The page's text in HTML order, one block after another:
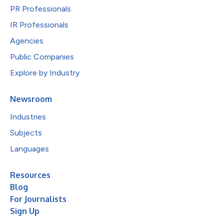
PR Professionals
IR Professionals
Agencies
Public Companies
Explore by Industry
Newsroom
Industries
Subjects
Languages
Resources
Blog
For Journalists
Sign Up